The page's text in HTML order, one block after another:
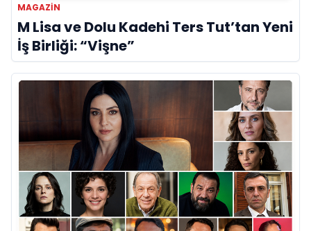
MAGAZIN
M Lisa ve Dolu Kadehi Ters Tut’tan Yeni
İş Birliği: “Vişne”